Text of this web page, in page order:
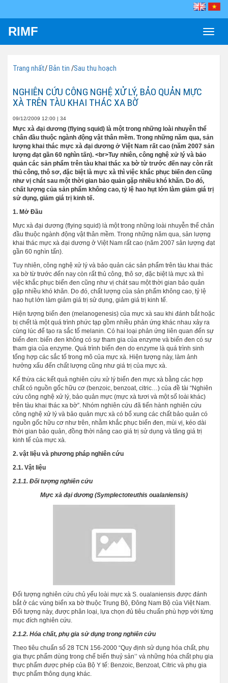
Toggle
RIMF
Trang nhất/Bản tin /Sau thu hoạch
NGHIÊN CỨU CÔNG NGHỆ XỬ LÝ, BẢO QUẢN MỰC
XÀ TRÊN TÀU KHAI THÁC XA BỜ
09/12/2009 12:00 | 34
Mực xà đại dương (flying squid) là một trong những loài nhuyễn thể
chân đầu thuộc ngành động vật thân mềm. Trong những năm qua, sản
lượng khai thác mực xà đại dương ở Việt Nam rất cao (năm 2007 sản
lượng đạt gần 60 nghìn tấn). <br>Tuy nhiên, công nghệ xử lý và bảo
quản các sản phẩm trên tàu khai thác xa bờ từ trước đến nay còn rất
thủ công, thô sơ, đặc biệt là mực xà thì việc khắc phục biến đen cũng
như vị chát sau một thời gian bảo quản gặp nhiều khó khăn. Do đó,
chất lượng của sản phẩm không cao, tỷ lệ hao hụt lớn làm giảm giá trị
sử dụng, giảm giá trị kinh tế.
1. Mở Đầu
Mực xà đại dương (flying squid) là một trong những loài nhuyễn thể chân
đầu thuộc ngành động vật thân mềm. Trong những năm qua, sản lượng
khai thác mực xà đại dương ở Việt Nam rất cao (năm 2007 sản lượng đạt
gần 60 nghìn tấn).
Tuy nhiên, công nghệ xử lý và bảo quản các sản phẩm trên tàu khai thác
xa bờ từ trước đến nay còn rất thủ công, thô sơ, đặc biệt là mực xà thì
việc khắc phục biến đen cũng như vị chát sau một thời gian bảo quản
gặp nhiều khó khăn. Do đó, chất lượng của sản phẩm không cao, tỷ lệ
hao hụt lớn làm giảm giá trị sử dụng, giảm giá trị kinh tế.
Hiện tượng biến đen (melanogenesis) của mực xà sau khi đánh bắt hoặc
bị chết là một quá trình phức tạp gồm nhiều phản ứng khác nhau xảy ra
cùng lúc để tạo ra sắc tố melanin. Có hai loại phản ứng liên quan đến sự
biến đen: biến đen không có sự tham gia của enzyme và biến đen có sự
tham gia của enzyme. Quá trình biến đen do enzyme là quá trình sinh
tổng hợp các sắc tố trong mô của mực xà. Hiện tượng này, làm ảnh
hưởng xấu đến chất lượng cũng như giá trị của mực xà.
Kế thừa các kết quả nghiên cứu xử lý biến đen mực xà bằng các hợp
chất có nguồn gốc hữu cơ (benzoic, benzoat, citric…) của đề tài “Nghiên
cứu công nghệ xử lý, bảo quản mực (mực xà tươi và một số loài khác)
trên tàu khai thác xa bờ”. Nhóm nghiên cứu đã tiến hành nghiên cứu
công nghệ xử lý và bảo quản mực xà có bổ xung các chất bảo quản có
nguồn gốc hữu cơ như trên, nhằm khắc phục biến đen, mùi vị, kéo dài
thời gian bảo quản, đồng thời nâng cao giá trị sử dụng và tăng giá trị
kinh tế của mực xà.
2. vật liệu và phương pháp nghiên cứu
2.1. Vật liệu
2.1.1. Đối tượng nghiên cứu
Mực xà đại dương (Symplectoteuthis oualaniensis)
Đối tượng nghiên cứu chủ yếu loài mực xà S. oualaniensis được đánh
bắt ở các vùng biển xa bờ thuộc Trung Bộ, Đông Nam Bộ của Việt Nam.
Đối tượng này, được phân loại, lựa chọn đủ tiêu chuẩn phù hợp với từng
mục đích nghiên cứu.
2.1.2. Hóa chất, phụ gia sử dụng trong nghiên cứu
Theo tiêu chuẩn số 28 TCN 156-2000 “Quy định sử dụng hóa chất, phụ
gia thực phẩm dùng trong chế biến thuỷ sản’’ và những hóa chất phụ gia
thực phẩm được phép của Bộ Y tế: Benzoic, Benzoat, Citric và phụ gia
thực phẩm thông dụng khác.